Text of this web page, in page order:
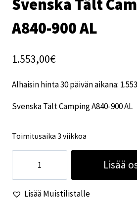
Svenska Tält
A840-900 AL
1.553,00€
Alhaisin hinta 30 päivän aikana:
Svenska Tält Camping A840-900 AL
Toimitusaika 3 viikkoa
Camping
A840-
Lisää
Lisää Muistilistalle